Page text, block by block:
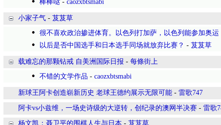
棒棒哒 - caozxbtsmabi
小家子气 - 芨芨草
很不喜欢政治掺进体育。以色列打加萨，以色列能参加奥运
以后是否中国选手和日本选手同场就放弃比赛？ - 芨芨草
载难忘的那颗钻戒 自美洲国际日报 - 每條街上
不错的文学作品 - caozxbtsmabi
新球王阿卡创造崭新历史 老球王德约展示无限可能 - 雷歌747
阿卡vs小兹维，一场史诗级的大逆转，创纪录的澳网半决赛 - 雷歌
杨文凯：聂卫平的围棋人生与日本 - 芨芨草